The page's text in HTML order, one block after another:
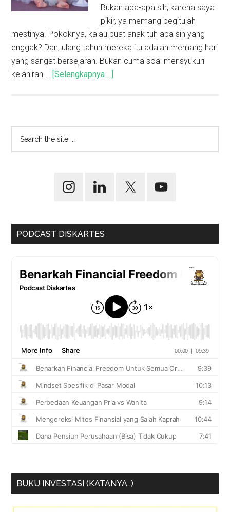
Bukan apa-apa sih, karena saya
pikir, ya memang begitulah
mestinya. Pokoknya, kalau buat anak tuh apa sih yang
enggak? Dan, ulang tahun mereka itu adalah memang hari
yang sangat bersejarah. Bukan cuma soal mensyukuri
kelahiran … [Selengkapnya ...]
PODCAST DISKARTES
BUKU INVESTASI (KATANYA…)